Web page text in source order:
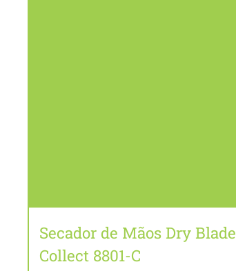
Secador de Mãos Dry Blade
Collect 8801-C